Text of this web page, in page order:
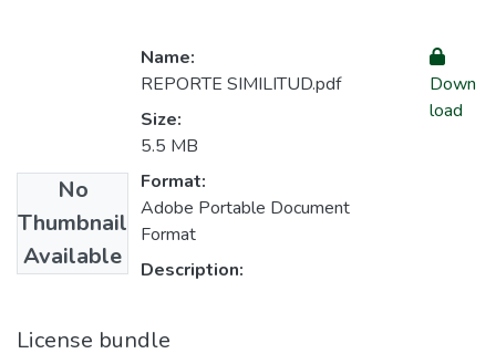
No
Thumbnail
Available
Name:
REPORTE SIMILITUD.pdf
Size:
5.5 MB
Format:
Adobe Portable Document
Format
Description:
Down
load
License bundle